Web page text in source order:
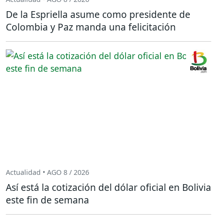
De la Espriella asume como presidente de
Colombia y Paz manda una felicitación
Actualidad • AGO 8 / 2026
Así está la cotización del dólar oficial en Bolivia
este fin de semana